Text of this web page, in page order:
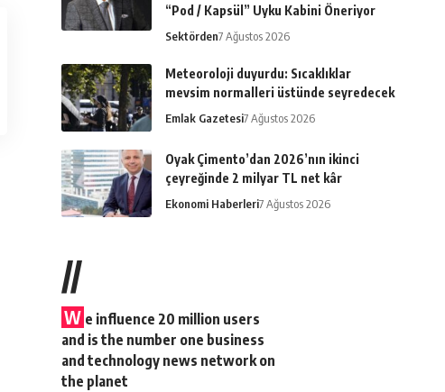
“Pod / Kapsül” Uyku Kabini Öneriyor
Sektörden7 Ağustos 2026
Meteoroloji duyurdu: Sıcaklıklar
mevsim normalleri üstünde seyredecek
Emlak Gazetesi7 Ağustos 2026
Oyak Çimento’dan 2026’nın ikinci
çeyreğinde 2 milyar TL net kâr
Ekonomi Haberleri7 Ağustos 2026
//
W e influence 20 million users
and is the number one business
and technology news network on
the planet